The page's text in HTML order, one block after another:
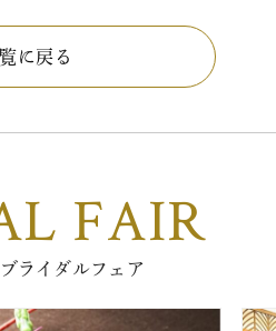
に戻る
FAIR
ライダルフェア